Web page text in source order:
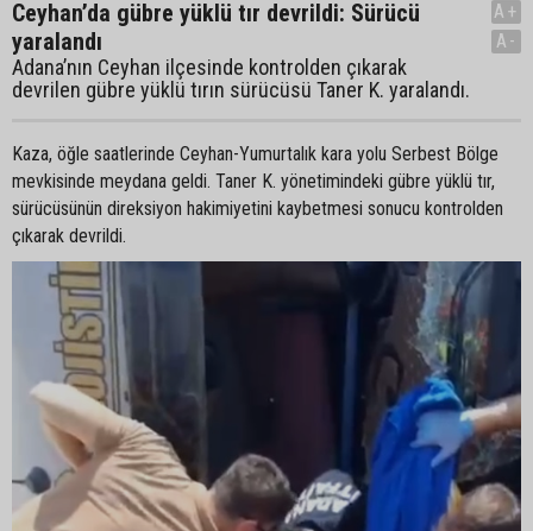
Ceyhan’da gübre yüklü tır devrildi: Sürücü
yaralandı
Adana’nın Ceyhan ilçesinde kontrolden çıkarak
devrilen gübre yüklü tırın sürücüsü Taner K. yaralandı.
A+
A-
Kaza, öğle saatlerinde Ceyhan-Yumurtalık kara yolu Serbest Bölge
mevkisinde meydana geldi. Taner K. yönetimindeki gübre yüklü tır,
sürücüsünün direksiyon hakimiyetini kaybetmesi sonucu kontrolden
çıkarak devrildi.